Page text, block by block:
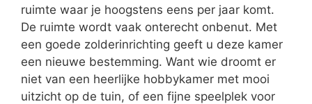
ruimte waar je hoogstens eens per jaar komt.
De ruimte wordt vaak onterecht onbenut. Met
een goede zolderinrichting geeft u deze kamer
een nieuwe bestemming. Want wie droomt er
niet van een heerlijke hobbykamer met mooi
uitzicht op de tuin, of een fijne speelplek voor